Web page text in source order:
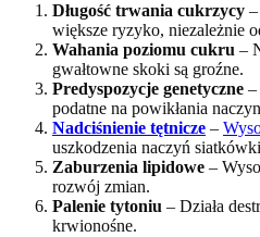
Długość trwania cukrzycy
większe ryzyko, niezależnie
Wahania poziomu cukru –
gwałtowne skoki są groźne.
Predyspozycje genetyczne –
podatne na powikłania
Nadciśnienie tętnicze –
uszkodzenia naczyń
Zaburzenia lipidowe –
rozwój zmian.
Palenie tytoniu – Działa
krwionośne.